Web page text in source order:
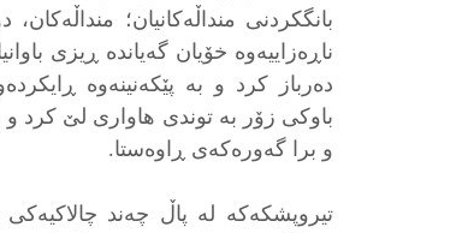
بانگکردنی منداڵەکانیان؛
ناڕەزاییەوە خۆیان گەیاندە ڕیزی
دەرباز کرد و بە پێکەنینەوە
باوکی زۆر بە توندی هاواری لێ کرد و
و برا گەورەکەی ڕاوەستا.
تیروپشکەکە لە پاڵ چەند